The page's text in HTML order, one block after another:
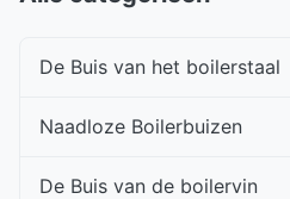
De Buis van het boilerstaal
Naadloze Boilerbuizen
De Buis van de boilervin